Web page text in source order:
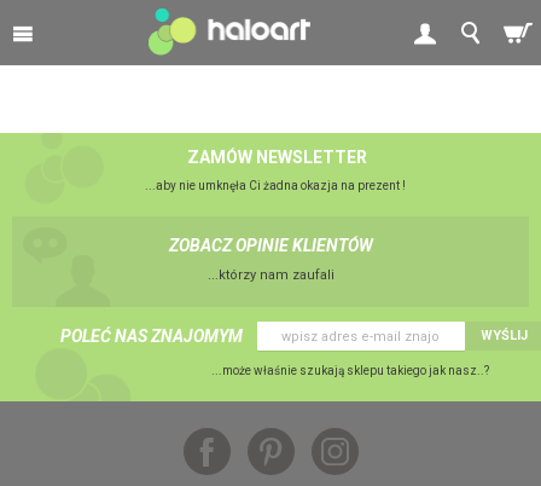
ZAMÓW NEWSLETTER
...aby nie umknęła Ci żadna okazja na prezent !
ZOBACZ OPINIE KLIENTÓW
...którzy nam zaufali
POLEĆ NAS ZNAJOMYM WYŚLIJ
...może właśnie szukają sklepu takiego jak nasz..?